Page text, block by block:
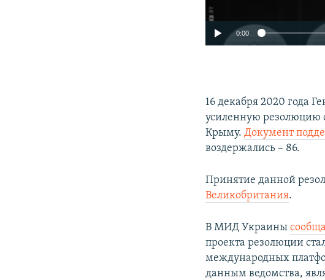
Auto
0:00
16 декабря 2020 года
усиленную резолюцию
Крыму.Документ
воздержались – 86.
Принятие данной
Великобритания.
В МИД Украины
проекта резолюции
международных
данным ведомства,